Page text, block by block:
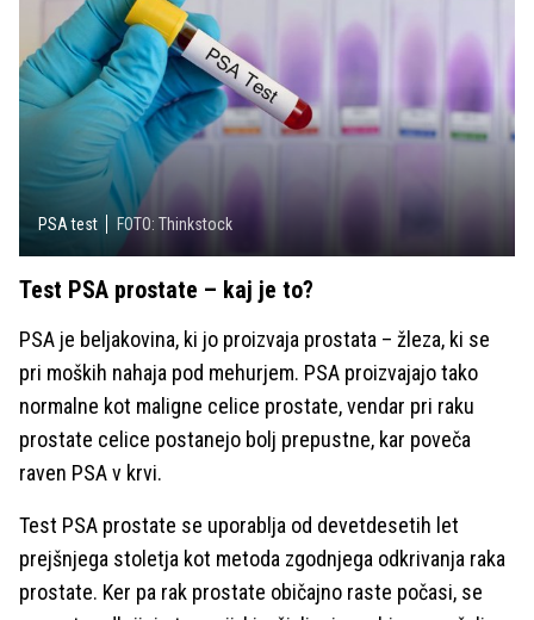
PSA test FOTO: Thinkstock
Test PSA prostate – kaj je to?
PSA je beljakovina, ki jo proizvaja prostata – žleza, ki se
pri moških nahaja pod mehurjem. PSA proizvajajo tako
normalne kot maligne celice prostate, vendar pri raku
prostate celice postanejo bolj prepustne, kar poveča
raven PSA v krvi.
Test PSA prostate se uporablja od devetdesetih let
prejšnjega stoletja kot metoda zgodnjega odkrivanja raka
prostate. Ker pa rak prostate običajno raste počasi, se